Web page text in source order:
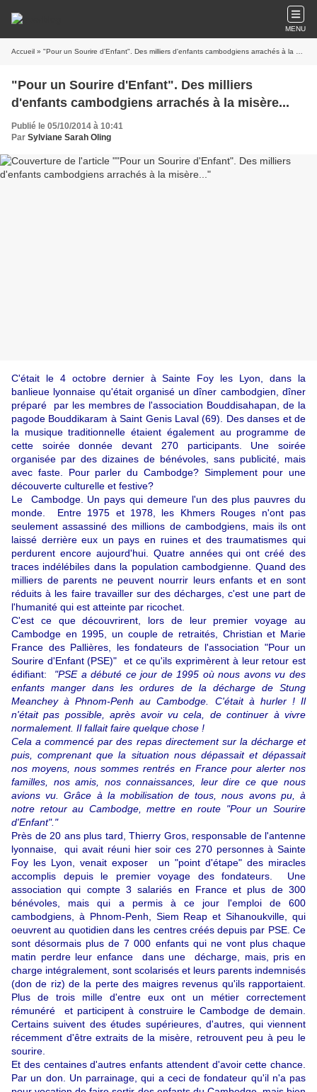
MENU
Accueil » "Pour un Sourire d'Enfant". Des milliers d'enfants cambodgiens arrachés à la misère...
"Pour un Sourire d'Enfant". Des milliers
d'enfants cambodgiens arrachés à la misère...
Publié le 05/10/2014 à 10:41
Par Sylviane Sarah Oling
C'était le 4 octobre dernier à Sainte Foy les Lyon, dans la
banlieue lyonnaise qu'était organisé un dîner cambodgien, dîner
préparé par les membres de l'association Bouddisahapan, de la
pagode Bouddikaram à Saint Genis Laval (69). Des danses et de
la musique traditionnelle étaient également au programme de
cette soirée donnée devant 270 participants. Une soirée
organisée par des dizaines de bénévoles, sans publicité, mais
avec faste. Pour parler du Cambodge? Simplement pour une
découverte culturelle et festive?
Le Cambodge. Un pays qui demeure l'un des plus pauvres du
monde. Entre 1975 et 1978, les Khmers Rouges n'ont pas
seulement assassiné des millions de cambodgiens, mais ils ont
laissé derrière eux un pays en ruines et des traumatismes qui
perdurent encore aujourd'hui. Quatre années qui ont créé des
traces indélébiles dans la population cambodgienne. Quand des
milliers de parents ne peuvent nourrir leurs enfants et en sont
réduits à les faire travailler sur des décharges, c'est une part de
l'humanité qui est atteinte par ricochet.
C'est ce que découvrirent, lors de leur premier voyage au
Cambodge en 1995, un couple de retraités, Christian et Marie
France des Pallières, les fondateurs de l'association "Pour un
Sourire d'Enfant (PSE)" et ce qu'ils exprimèrent à leur retour est
édifiant: "PSE a débuté ce jour de 1995 où nous avons vu des
enfants manger dans les ordures de la décharge de Stung
Meanchey à Phnom-Penh au Cambodge. C'était à hurler ! Il
n'était pas possible, après avoir vu cela, de continuer à vivre
normalement. Il fallait faire quelque chose !
Cela a commencé par des repas directement sur la décharge et
puis, comprenant que la situation nous dépassait et dépassait
nos moyens, nous sommes rentrés en France pour alerter nos
familles, nos amis, nos connaissances, leur dire ce que nous
avions vu. Grâce à la mobilisation de tous, nous avons pu, à
notre retour au Cambodge, mettre en route "Pour un Sourire
d'Enfant"."
Près de 20 ans plus tard, Thierry Gros, responsable de l'antenne
lyonnaise, qui avait réuni hier soir ces 270 personnes à Sainte
Foy les Lyon, venait exposer un "point d'étape" des miracles
accomplis depuis le premier voyage des fondateurs. Une
association qui compte 3 salariés en France et plus de 300
bénévoles, mais qui a permis à ce jour l'emploi de 600
cambodgiens, à Phnom-Penh, Siem Reap et Sihanoukville, qui
oeuvrent au quotidien dans les centres créés depuis par PSE. Ce
sont désormais plus de 7 000 enfants qui ne vont plus chaque
matin perdre leur enfance dans une décharge, mais, pris en
charge intégralement, sont scolarisés et leurs parents indemnisés
(don de riz) de la perte des maigres revenus qu'ils rapportaient.
Plus de trois mille d'entre eux ont un métier correctement
rémunéré et participent à construire le Cambodge de demain.
Certains suivent des études supérieures, d'autres, qui viennent
récemment d'être extraits de la misère, retrouvent peu à peu le
sourire.
Et des centaines d'autres enfants attendent d'avoir cette chance.
Par un don. Un parrainage, qui a ceci de fondateur qu'il n'a pas